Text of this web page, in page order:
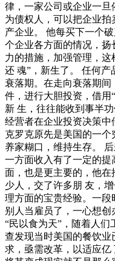
律，一家公司或企业一
为债权人，可以把企业
产企业。 他每买下一个
个企业各方面的情况，
力的措施，加强管理，
还 魂”，新生了。 任何
衰落期。在走向衰落期
件，进行大胆投资，借用
新 生，往往能收到事半
经营者在企业投资决策
克罗克原先是美国的一
养家糊口，维持生存。
一方面收入有了一定的
面，也是更主要的，他
少人，交了许多朋 友，
理方面的宝贵经验。一
别人当雇员了，一心想创
“民以食为天”，随着人
查发现当时美国的餐饮
求，亟需改革，以适应